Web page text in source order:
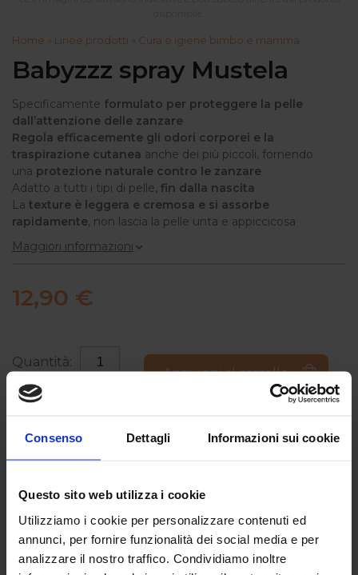
Consenso Dettagli Informazioni sui cookie
Questo sito web utilizza i cookie
Utilizziamo i cookie per personalizzare contenuti ed
annunci, per fornire funzionalità dei social media e per
analizzare il nostro traffico. Condividiamo inoltre
Home » Linee prodotti » Cura e igiene bimbo e mamma
Babyzzz spray Mustela
Specificamente formulato per proteggere la pelle
dall’attenzione delle zanzare
Regola efficacemente gli odori corporei e la
traspirazione cutanea anche dei più piccoli, fornendo
una protezione naturale contro le zanzare
Adatto a tutti i tipi di pelle, fin dalla nascita
La texture è leggera e cremosa e si assorbe
rapidamente, non lascia la pelle unta e appiccicosa
Maggiori informazioni
12,90 €
Quantità:
Aggiungi al carrello
Caratteristiche
È testato sotto controllo dermatologico e
pediatrico per garantire sicurezza fin dalla
nascita. Ipoallergenico: formulato per